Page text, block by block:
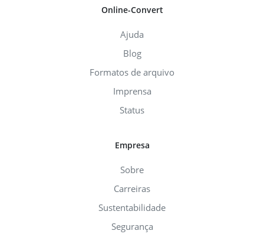
Online-Convert
Ajuda
Blog
Formatos de arquivo
Imprensa
Status
Empresa
Sobre
Carreiras
Sustentabilidade
Segurança